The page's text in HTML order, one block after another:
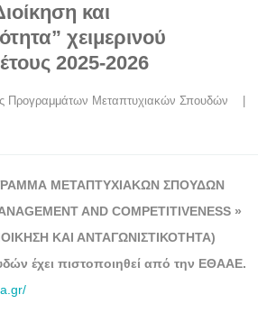
και
χειμερινού
2025-2026
Προγραμμάτων Μεταπτυχιακών Σπουδών
ΜΕΤΑΠΤΥΧΙΑΚΩΝ ΣΠΟΥΔΩΝ
AND COMPETITIVENESS »
ΚΑΙ ΑΝΤΑΓΩΝΙΣΤΙΚΟΤΗΤΑ)
έχει πιστοποιηθεί από την ΕΘΑΑΕ.